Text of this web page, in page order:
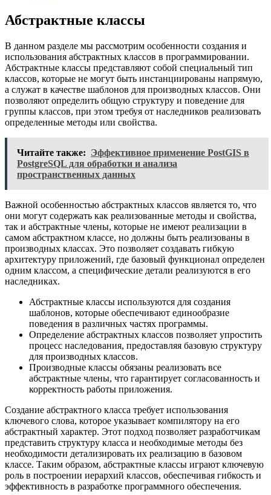
Абстрактные классы
В данном разделе мы рассмотрим особенности создания и
использования абстрактных классов в программировании.
Абстрактные классы представляют собой специальный тип
классов, которые не могут быть инстанциированы напрямую,
а служат в качестве шаблонов для производных классов. Они
позволяют определить общую структуру и поведение для
группы классов, при этом требуя от наследников реализовать
определенные методы или свойства.
Читайте также: Эффективное применение PostGIS в
PostgreSQL для обработки и анализа
пространственных данных
Важной особенностью абстрактных классов является то, что
они могут содержать как реализованные методы и свойства,
так и абстрактные члены, которые не имеют реализации в
самом абстрактном классе, но должны быть реализованы в
производных классах. Это позволяет создавать гибкую
архитектуру приложений, где базовый функционал определен
одним классом, а специфические детали реализуются в его
наследниках.
Абстрактные классы используются для создания
шаблонов, которые обеспечивают единообразие
поведения в различных частях программы.
Определение абстрактных классов позволяет упростить
процесс наследования, предоставляя базовую структуру
для производных классов.
Производные классы обязаны реализовать все
абстрактные члены, что гарантирует согласованность и
корректность работы приложения.
Создание абстрактного класса требует использования
ключевого слова, которое указывает компилятору на его
абстрактный характер. Этот подход позволяет разработчикам
представить структуру класса и необходимые методы без
необходимости детализировать их реализацию в базовом
классе. Таким образом, абстрактные классы играют ключевую
роль в построении иерархий классов, обеспечивая гибкость и
эффективность в разработке программного обеспечения.